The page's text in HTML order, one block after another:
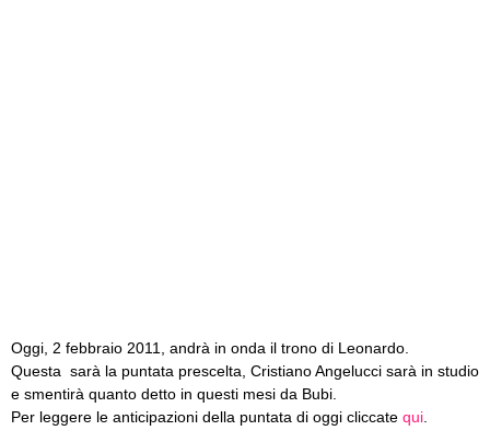
Oggi, 2 febbraio 2011, andrà in onda il trono di Leonardo.
Questa sarà la puntata prescelta, Cristiano Angelucci sarà in studio
e smentirà quanto detto in questi mesi da Bubi.
Per leggere le anticipazioni della puntata di oggi cliccate qui